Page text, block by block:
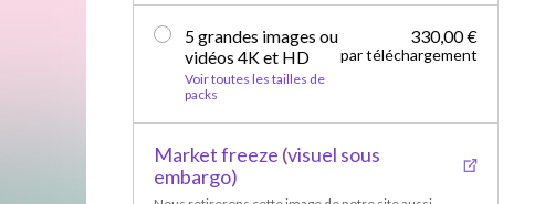
5 grandes images ou
vidéos 4K et HD
Voir toutes les tailles de
packs
330,00 €
par téléchargement
Market freeze (visuel sous
embargo)